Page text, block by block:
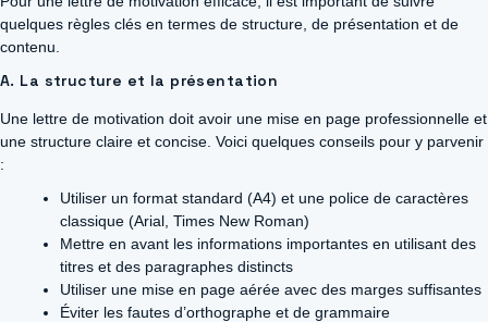
quelques règles clés en termes de structure, de présentation et de
contenu.
A. La structure et la présentation
Une lettre de motivation doit avoir une mise en page professionnelle et
une structure claire et concise. Voici quelques conseils pour y parvenir
:
Utiliser un format standard (A4) et une police de caractères
classique (Arial, Times New Roman)
Mettre en avant les informations importantes en utilisant des
titres et des paragraphes distincts
Utiliser une mise en page aérée avec des marges suffisantes
Éviter les fautes d’orthographe et de grammaire